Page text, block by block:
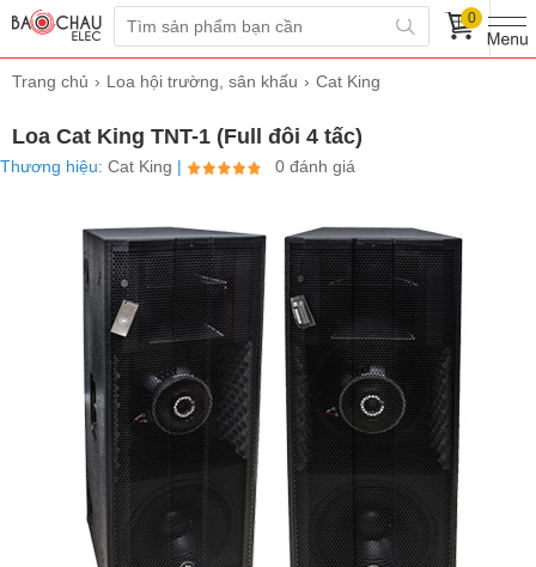
0
Trang chủ Loa hội trường, sân khấu Cat King
Loa Cat King TNT-1 (Full đôi 4 tấc)
Thương hiệu: Cat King | 0 đánh giá